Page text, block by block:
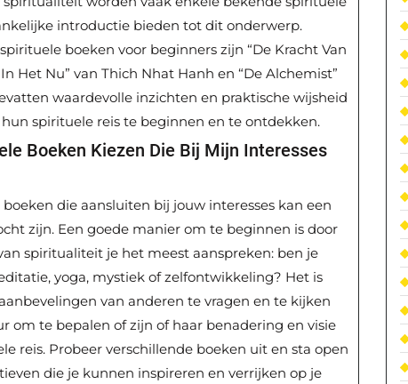
introductie bieden tot dit onderwerp.
boeken voor beginners zijn “De Kracht Van
Het Nu” van Thich Nhat Hanh en “De Alchemist”
waardevolle inzichten en praktische wijsheid
spirituele reis te beginnen en te ontdekken.
Boeken Kiezen Die Bij Mijn Interesses
die aansluiten bij jouw interesses kan een
zijn. Een goede manier om te beginnen is door
spiritualiteit je het meest aanspreken: ben je
yoga, mystiek of zelfontwikkeling? Het is
van anderen te vragen en te kijken
om te bepalen of zijn of haar benadering en visie
reis. Probeer verschillende boeken uit en sta open
die je kunnen inspireren en verrijken op je